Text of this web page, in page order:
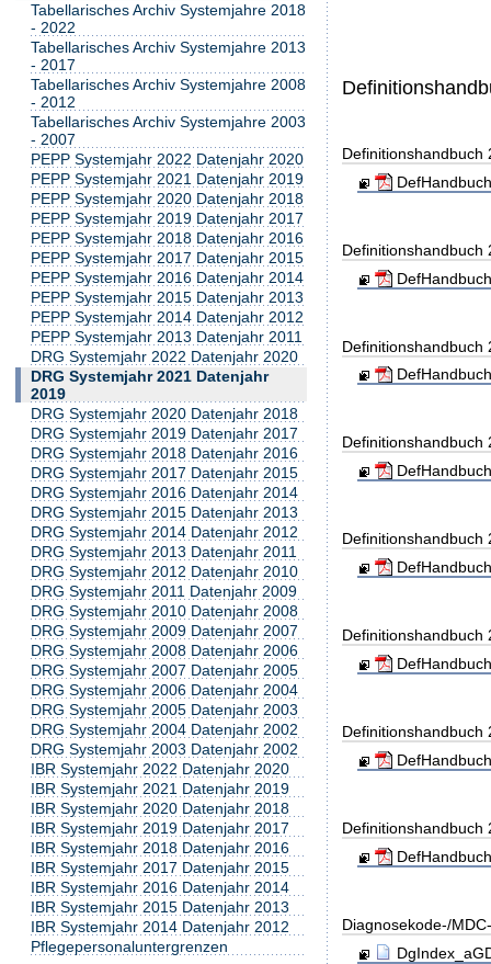
Definitionshandbuch
Definitionshandbuch
Definitionshandbuch
Definitionshandbuch
Definitionshandbuch
Definitionshandbuch
Definitionshandbuch
Definitionshandbuch
Diagnosekode-/
Tabellarisches Archiv Systemjahre 2018
- 2022
Tabellarisches Archiv Systemjahre 2013
- 2017
Tabellarisches Archiv Systemjahre 2008
- 2012
Tabellarisches Archiv Systemjahre 2003
- 2007
PEPP Systemjahr 2022 Datenjahr 2020
PEPP Systemjahr 2021 Datenjahr 2019
PEPP Systemjahr 2020 Datenjahr 2018
PEPP Systemjahr 2019 Datenjahr 2017
PEPP Systemjahr 2018 Datenjahr 2016
PEPP Systemjahr 2017 Datenjahr 2015
PEPP Systemjahr 2016 Datenjahr 2014
PEPP Systemjahr 2015 Datenjahr 2013
PEPP Systemjahr 2014 Datenjahr 2012
PEPP Systemjahr 2013 Datenjahr 2011
DRG Systemjahr 2022 Datenjahr 2020
DRG Systemjahr 2021 Datenjahr
2019
DRG Systemjahr 2020 Datenjahr 2018
DRG Systemjahr 2019 Datenjahr 2017
DRG Systemjahr 2018 Datenjahr 2016
DRG Systemjahr 2017 Datenjahr 2015
DRG Systemjahr 2016 Datenjahr 2014
DRG Systemjahr 2015 Datenjahr 2013
DRG Systemjahr 2014 Datenjahr 2012
DRG Systemjahr 2013 Datenjahr 2011
DRG Systemjahr 2012 Datenjahr 2010
DRG Systemjahr 2011 Datenjahr 2009
DRG Systemjahr 2010 Datenjahr 2008
DRG Systemjahr 2009 Datenjahr 2007
DRG Systemjahr 2008 Datenjahr 2006
DRG Systemjahr 2007 Datenjahr 2005
DRG Systemjahr 2006 Datenjahr 2004
DRG Systemjahr 2005 Datenjahr 2003
DRG Systemjahr 2004 Datenjahr 2002
DRG Systemjahr 2003 Datenjahr 2002
IBR Systemjahr 2022 Datenjahr 2020
IBR Systemjahr 2021 Datenjahr 2019
IBR Systemjahr 2020 Datenjahr 2018
IBR Systemjahr 2019 Datenjahr 2017
IBR Systemjahr 2018 Datenjahr 2016
IBR Systemjahr 2017 Datenjahr 2015
IBR Systemjahr 2016 Datenjahr 2014
IBR Systemjahr 2015 Datenjahr 2013
IBR Systemjahr 2014 Datenjahr 2012
Pflegepersonaluntergrenzen